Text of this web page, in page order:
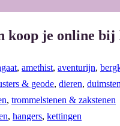
koop je online bij
, amethist, aventurijn,
& geode, dieren,
, trommelstenen & zakstenen
, hangers, kettingen